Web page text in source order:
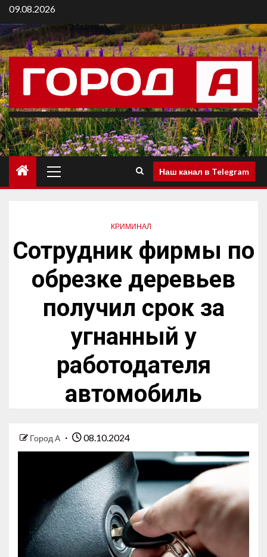
09.08.2026
Наш канал в Telegram
КРИМИНАЛ
Сотрудник фирмы по
обрезке деревьев
получил срок за
угнанный у
работодателя
автомобиль
Город А 08.10.2024